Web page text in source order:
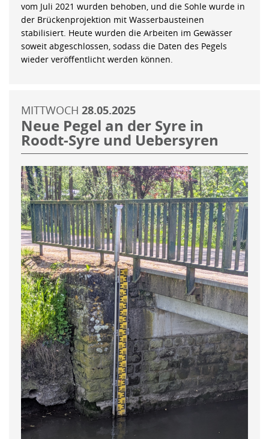
vom Juli 2021 wurden behoben, und die Sohle wurde in
der Brückenprojektion mit Wasserbausteinen
stabilisiert. Heute wurden die Arbeiten im Gewässer
soweit abgeschlossen, sodass die Daten des Pegels
wieder veröffentlicht werden können.
MITTWOCH 28.05.2025
Neue Pegel an der Syre in
Roodt-Syre und Uebersyren